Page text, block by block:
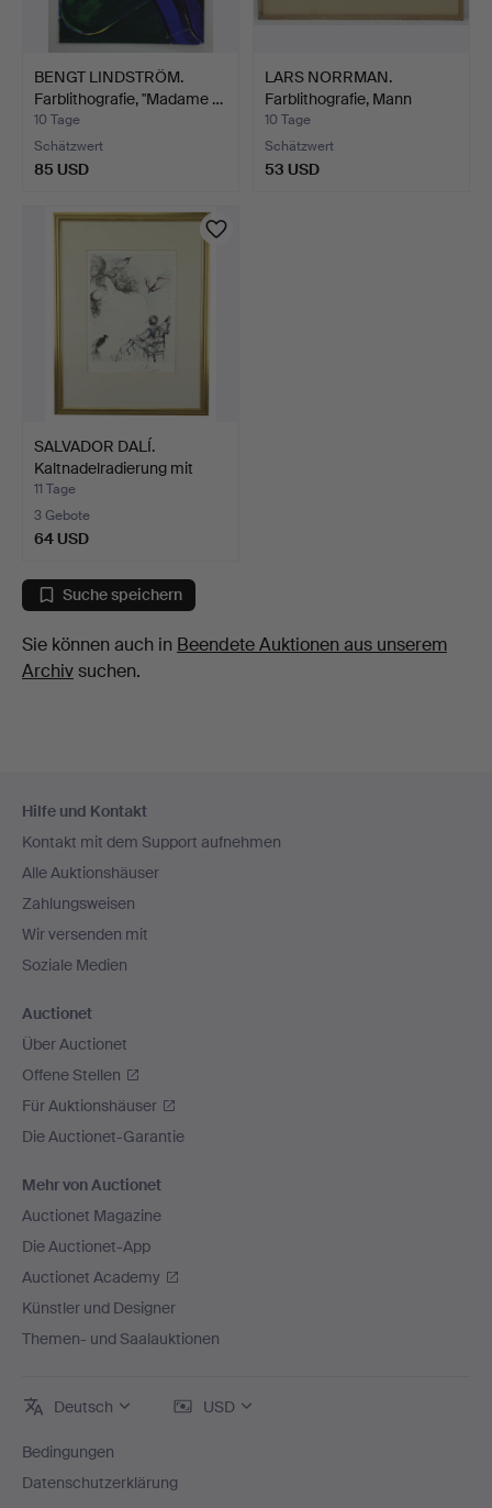
BENGT LINDSTRÖM.
Farblithografie, "Madame …
10 Tage
Schätzwert
85 USD
LARS NORRMAN.
Farblithografie, Mann
zwisch…
10 Tage
Schätzwert
53 USD
SALVADOR DALÍ.
Kaltnadelradierung mit
Kolo…
11 Tage
3 Gebote
64 USD
Suche speichern
Sie können auch in Beendete Auktionen aus unserem
Archivsuchen.
Navigation
Hilfe und Kontakt
Kontakt mit dem Support aufnehmen
Alle Auktionshäuser
Zahlungsweisen
Wir versenden mit
Soziale Medien
Auctionet
Über Auctionet
Offene Stellen
Für Auktionshäuser
Die Auctionet-Garantie
Mehr von Auctionet
Auctionet Magazine
Die Auctionet-App
Auctionet Academy
Künstler und Designer
Themen- und Saalauktionen
Deutsch USD
Bedingungen
Datenschutzerklärung